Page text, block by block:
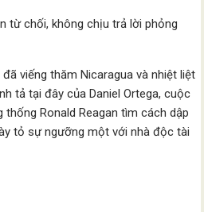
từ chối, không chịu trả lời phỏng
viếng thăm Nicaragua và nhiệt liệt
tả tại đây của Daniel Ortega, cuộc
Ronald Reagan tìm cách dập
tỏ sự ngưỡng một với nhà độc tài